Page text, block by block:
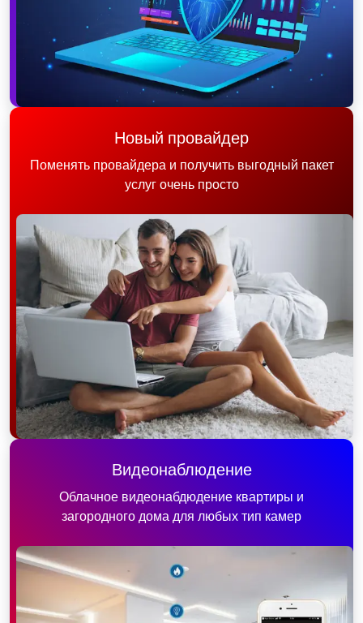
Новый провайдер
Поменять провайдера и получить выгодный пакет
услуг очень просто
Видеонаблюдение
Облачное видеонабдюдение квартиры и
загородного дома для любых тип камер